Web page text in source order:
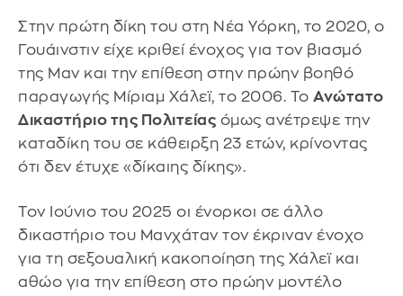
Στην πρώτη δίκη του στη Νέα Υόρκη, το 2020, ο
Γουάινστιν είχε κριθεί ένοχος για τον βιασμό
της Μαν και την επίθεση στην πρώην βοηθό
παραγωγής Μίριαμ Χάλεϊ, το 2006. Το Ανώτατο
Δικαστήριο της Πολιτείας όμως ανέτρεψε την
καταδίκη του σε κάθειρξη 23 ετών, κρίνοντας
ότι δεν έτυχε «δίκαιης δίκης».
Τον Ιούνιο του 2025 οι ένορκοι σε άλλο
δικαστήριο του Μανχάταν τον έκριναν ένοχο
για τη σεξουαλική κακοποίηση της Χάλεϊ και
αθώο για την επίθεση στο πρώην μοντέλο